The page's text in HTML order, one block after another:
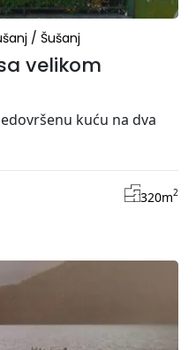
/ Šušanj
velikom
kuću na dva
320m2